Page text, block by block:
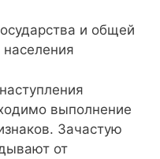
и общей
населения
выполнение
Зачастую
от